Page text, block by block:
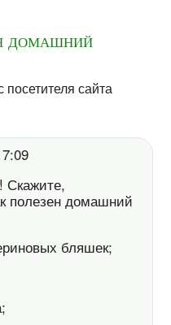
домашний
сайта
Скажите,
полезен домашний
бляшек;